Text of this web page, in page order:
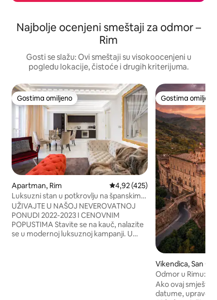
Najbolje ocenjeni smeštaji za odmor –
Rim
Gosti se slažu: Ovi smeštaji su visokoocenjeni u
pogledu lokacije, čistoće i drugih kriterijuma.
Gostima omiljeno
Gostima omiljeno
Apartman, Rim Prosečna ocena 4,92 od 5,
4,92 (425)
Luksuzni stan u potkrovlju na španskim
stepenicama
UŽIVAJTE U NAŠOJ NEVEROVATNOJ
PONUDI 2022-2023 I CENOVNIM
POPUSTIMA Stavite se na kauč, nalazite
se u modernoj luksuznoj kampanji. U
Gostima omiljeno
Gostima omiljeno
Vikendica, San
Sassola
Odmor u Rimu:
kreveta u
Ako ovaj smještaj
datume, upravo